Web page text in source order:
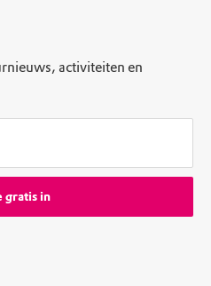
activiteiten en
gratis in